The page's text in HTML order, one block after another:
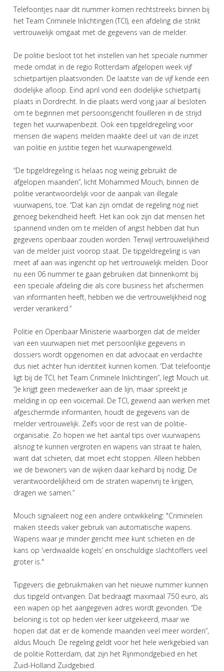
Telefoontjes naar dit nummer komen rechtstreeks binnen bij
het Team Criminele Inlichtingen (TCI), een afdeling die strikt
vertrouwelijk omgaat met de gegevens van de melder.
De politie besloot tot het instellen van het speciale nummer
mede omdat in de regio Rotterdam afgelopen week vijf
schietpartijen plaatsvonden. De laatste van de vijf kende een
dodelijke afloop. Eind april vond een dodelijke schietpartij
plaats in Dordrecht. In die plaats werd vorig jaar al besloten
om te beginnen met persoonsgericht fouilleren in de strijd
tegen het vuurwapenbezit. Ook een tipgeldregeling voor
mensen die wapens melden maakte deel uit van de inzet
van politie en justitie tegen het vuurwapengeweld.
“De tipgeldregeling is helaas nog weinig gebruikt de
afgelopen maanden”, licht Mohammed Mouch, binnen de
politie verantwoordelijk voor de aanpak van illegale
vuurwapens, toe. “Dat kan zijn omdat de regeling nog niet
genoeg bekendheid heeft. Het kan ook zijn dat mensen het
spannend vinden om te melden of angst hebben dat hun
gegevens openbaar zouden worden. Terwijl vertrouwelijkheid
van de melder juist voorop staat. De tipgeldregeling is van
meet af aan was ingericht op het vertrouwelijk melden. Door
nu een 06 nummer te gaan gebruiken dat binnenkomt bij
een speciale afdeling die als core business het afschermen
van informanten heeft, hebben we die vertrouwelijkheid nog
verder verankerd.”
Politie en Openbaar Ministerie waarborgen dat de melder
van een vuurwapen niet met persoonlijke gegevens in
dossiers wordt opgenomen en dat advocaat en verdachte
dus niet achter hun identiteit kunnen komen. “Dat telefoontje
ligt bij de TCI, het Team Criminele Inlichtingen”, legt Mouch uit.
“Je krijgt geen medewerker aan de lijn, maar spreekt je
melding in op een voicemail. De TCI, gewend aan werken met
afgeschermde informanten, houdt de gegevens van de
melder vertrouwelijk. Zelfs voor de rest van de politie-
organisatie. Zo hopen we het aantal tips over vuurwapens
alsnog te kunnen vergroten en wapens van straat te halen,
want dat schieten, dat moet echt stoppen. Alleen hebben
we de bewoners van de wijken daar keihard bij nodig. De
verantwoordelijkheid om de straten wapenvrij te krijgen,
dragen we samen.”
Mouch signaleert nog een andere ontwikkeling: "Criminelen
maken steeds vaker gebruik van automatische wapens.
Wapens waar je minder gericht mee kunt schieten en de
kans op ‘verdwaalde kogels’ en onschuldige slachtoffers veel
groter is."
Tipgevers die gebruikmaken van het nieuwe nummer kunnen
dus tipgeld ontvangen. Dat bedraagt maximaal 750 euro, als
een wapen op het aangegeven adres wordt gevonden. “De
beloning is tot op heden vier keer uitgekeerd, maar we
hopen dat dat er de komende maanden veel meer worden”,
aldus Mouch. De regeling geldt voor het hele werkgebied van
de politie Rotterdam, dat zijn het Rijnmondgebied en het
Zuid-Holland Zuidgebied.